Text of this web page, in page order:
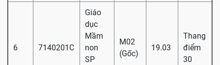
6 7140201C
Giáo
dục
Mầm
non
SP
M02
(Gốc)
19.03
Thang
điểm
30